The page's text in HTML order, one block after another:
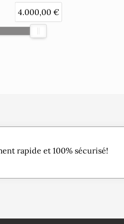
4.000,00 €
rapide et 100% sécurisé!